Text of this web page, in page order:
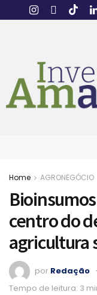
Home AGRONEGÓCIO
centro do
agricultura
por Redação
Tempo de leitura: 3